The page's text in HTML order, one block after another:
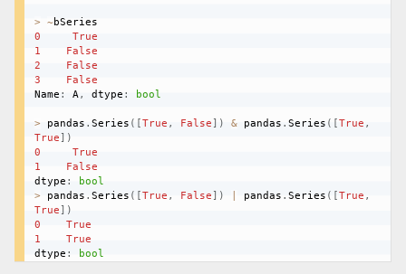
> ~
0
True
1
False
2
False
3
False
Name : A, dtype : bool
> pandas . Series ( [True , False ] ) & pandas . Series ( [True ,
True] )
0
True
1
False
dtype :
bool
> pandas . Series ( [True , False] ) pandas . Series ( [True ,
True ] )
0
True
1
True
dtype : bool